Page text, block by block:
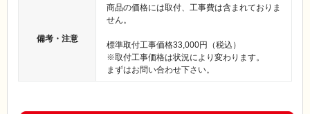
備考・注意
商品の価格には取付、工事費は含まれておりま
せん。
標準取付工事価格33,000円（税込）
※取付工事価格は状況により変わります。
まずはお問い合わせ下さい。